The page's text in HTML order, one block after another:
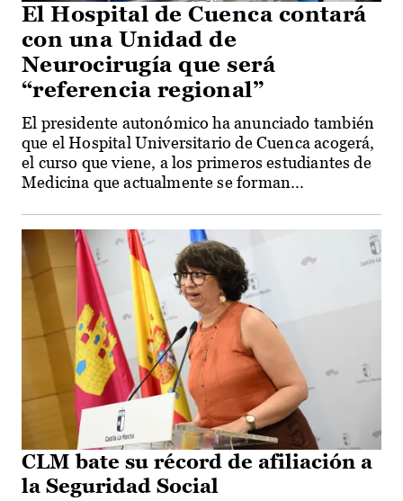
El Hospital de Cuenca contará
con una Unidad de
Neurocirugía que será
“referencia regional”
El presidente autonómico ha anunciado también
que el Hospital Universitario de Cuenca acogerá,
el curso que viene, a los primeros estudiantes de
Medicina que actualmente se forman...
CLM bate su récord de afiliación a
la Seguridad Social